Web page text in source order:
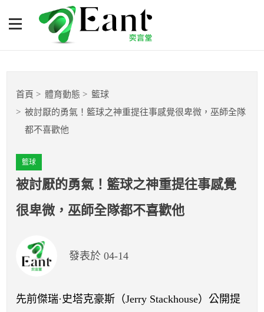
被討厭的勇氣！籃球之神重
提往事感覺很卑微，巫師全
籃球
棒球
球隊數據
開賽列表
運彩教學專區
首頁 體育動態
籃球
被討厭的勇氣！籃球之神重提往事感覺很卑微，巫師全隊
都不喜歡他
籃球
被討厭的勇氣！籃球之神重提往事感覺
很卑微，巫師全隊都不喜歡他
發表於 04-14
先前傑瑞·史塔克豪斯（Jerry Stackhouse）公開提